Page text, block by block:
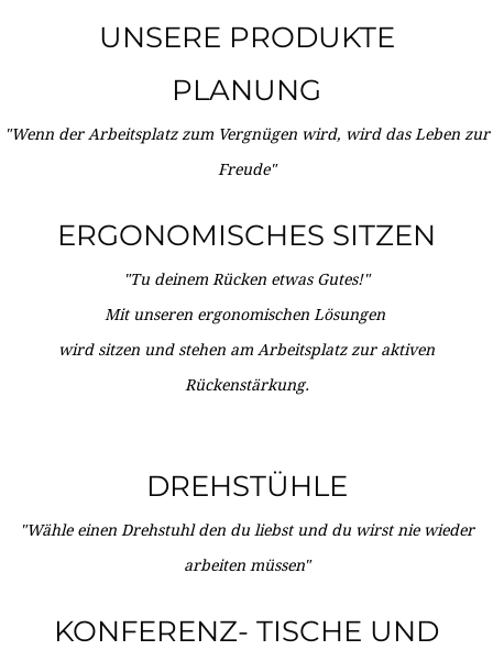
UNSERE PRODUKTE
PLANUNG
"Wenn der Arbeitsplatz zum Vergnügen wird, wird das Leben zur
Freude"
ERGONOMISCHES SITZEN
"Tu deinem Rücken etwas Gutes!"
Mit unseren ergonomischen Lösungen
wird sitzen und stehen am Arbeitsplatz zur aktiven
Rückenstärkung.
DREHSTÜHLE
"Wähle einen Drehstuhl den du liebst und du wirst nie wieder
arbeiten müssen"
KONFERENZ- TISCHE UND